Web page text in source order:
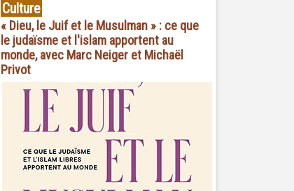
Culture
« Dieu, le Juif et le Musulman » : ce que
le judaïsme et l'islam apportent au
monde, avec Marc Neiger et Michaël
Privot